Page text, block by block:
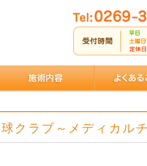
クラブ～メディカル